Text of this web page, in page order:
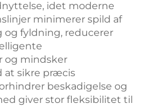
idet moderne
minimerer spild af
fyldning, reducerer
og mindsker
at sikre præcis
beskadigelse og
giver stor fleksibilitet til